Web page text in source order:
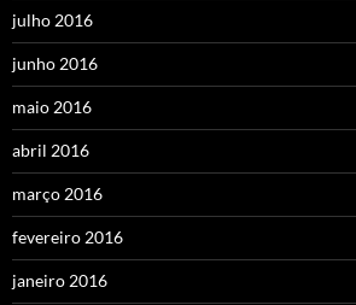
julho 2016
junho 2016
maio 2016
abril 2016
março 2016
fevereiro 2016
janeiro 2016